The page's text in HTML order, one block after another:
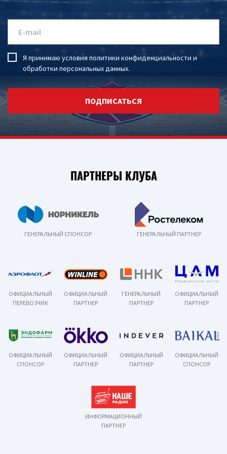
Я принимаю условия политики конфиденциальности и
обработки персональных данных.
ПОДПИСАТЬСЯ
ПАРТНЕРЫ КЛУБА
ГЕНЕРАЛЬНЫЙ СПОНСОР ГЕНЕРАЛЬНЫЙ ПАРТНЕР
ОФИЦИАЛЬНЫЙ
ПЕРЕВОЗЧИК
ОФИЦИАЛЬНЫЙ
ПАРТНЕР
ГЕНЕРАЛЬНЫЙ
ПАРТНЕР
ОФИЦИАЛЬНЫЙ
ПАРТНЕР
ОФИЦИАЛЬНЫЙ
СПОНСОР
ОФИЦИАЛЬНЫЙ
ПАРТНЕР
ОФИЦИАЛЬНЫЙ
ПАРТНЕР
ОФИЦИАЛЬНЫЙ
СПОНСОР
ИНФОРМАЦИОННЫЙ
ПАРТНЕР